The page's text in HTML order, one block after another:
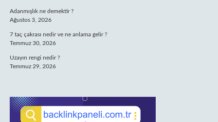
Adanmışlık ne demektir ?
Ağustos 3, 2026
7 taç çakrası nedir ve ne anlama gelir ?
Temmuz 30, 2026
Uzayın rengi nedir ?
Temmuz 29, 2026